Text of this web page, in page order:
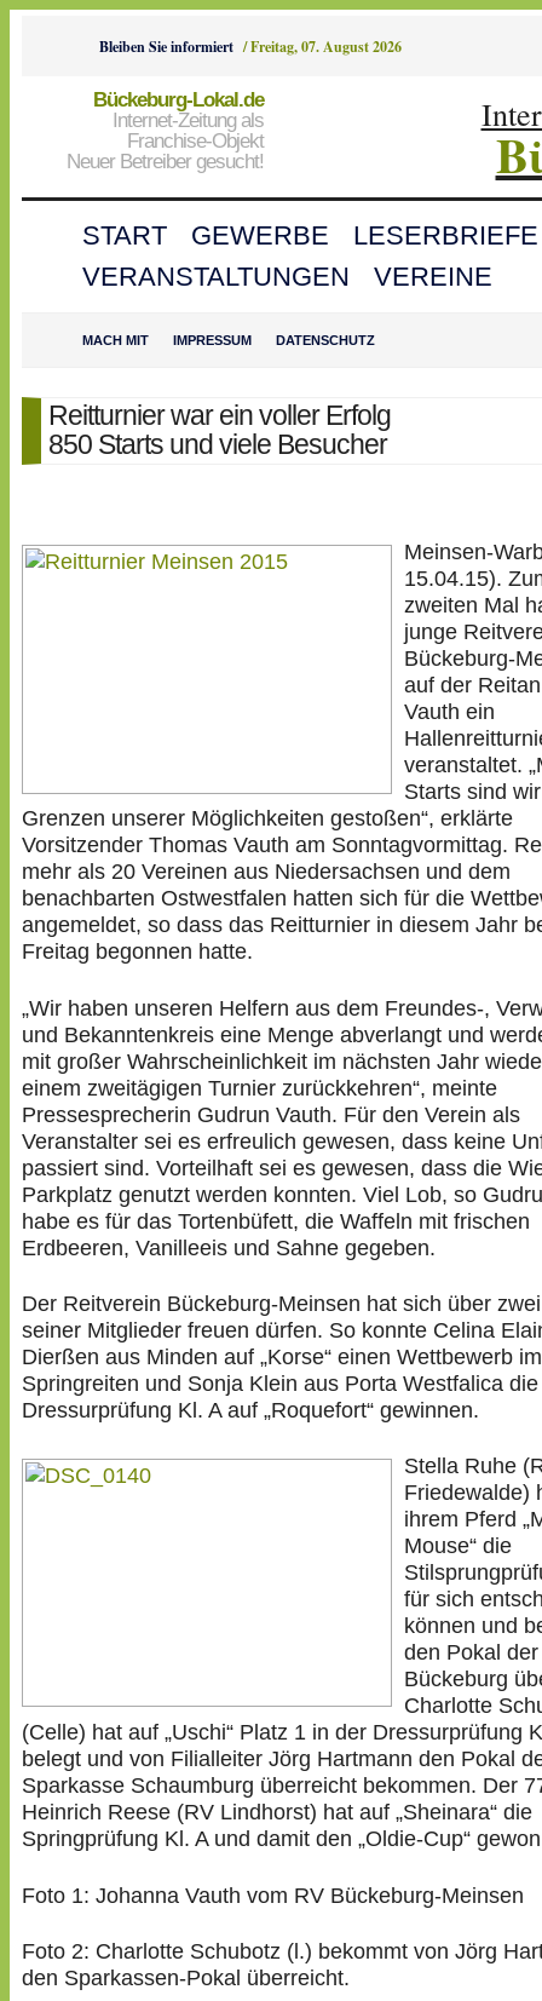
Bleiben Sie informiert /Freitag, 07. August 2026
Bückeburg-Lokal.de
Internet-Zeitung als
Franchise-Objekt
Neuer Betreiber gesucht!
START GEWERBE
LESERBRIEFE
VERANSTALTUNGEN
VEREINE
MACH MIT IMPRESSUM DATENSCHUTZ
Reitturnier war ein voller Erfolg
850 Starts und viele Besucher
Meinsen-
15.04.15).
zweiten Mal
junge
Bückeburg-
auf der
Vauth ein
veranstaltet.
Starts sind
Grenzen unserer Möglichkeiten gestoßen“, erklärte
Vorsitzender Thomas Vauth am Sonntagvormittag.
mehr als 20 Vereinen aus Niedersachsen und dem
benachbarten Ostwestfalen hatten sich für die
angemeldet, so dass das Reitturnier in diesem Jahr
Freitag begonnen hatte.
„Wir haben unseren Helfern aus dem Freundes-,
und Bekanntenkreis eine Menge abverlangt und
mit großer Wahrscheinlichkeit im nächsten Jahr
einem zweitägigen Turnier zurückkehren“, meinte
Pressesprecherin Gudrun Vauth. Für den Verein als
Veranstalter sei es erfreulich gewesen, dass keine
passiert sind. Vorteilhaft sei es gewesen, dass die
Parkplatz genutzt werden konnten. Viel Lob, so
habe es für das Tortenbüfett, die Waffeln mit frischen
Erdbeeren, Vanilleeis und Sahne gegeben.
Der Reitverein Bückeburg-Meinsen hat sich über
seiner Mitglieder freuen dürfen. So konnte Celina
Dierßen aus Minden auf „Korse“ einen Wettbewerb im
Springreiten und Sonja Klein aus Porta Westfalica die
Dressurprüfung Kl. A auf „Roquefort“ gewinnen.
Stella Ruhe
Friedewalde)
ihrem Pferd
Mouse“ die
für sich
können und
den Pokal
Bückeburg
Charlotte
(Celle) hat auf „Uschi“ Platz 1 in der Dressurprüfung
belegt und von Filialleiter Jörg Hartmann den Pokal
Sparkasse Schaumburg überreicht bekommen. Der
Heinrich Reese (RV Lindhorst) hat auf „Sheinara“ die
Springprüfung Kl. A und damit den „Oldie-Cup“
Foto 1: Johanna Vauth vom RV Bückeburg-Meinsen
Foto 2: Charlotte Schubotz (l.) bekommt von Jörg
den Sparkassen-Pokal überreicht.